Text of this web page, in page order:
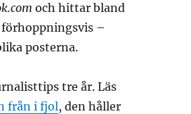
och hittar bland
–
posterna.
tre år. Läs
från i fjol, den håller